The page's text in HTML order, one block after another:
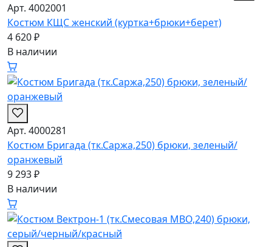
Арт. 4002001
Костюм КЩС женский (куртка+брюки+берет)
4 620 ₽
В наличии
Арт. 4000281
Костюм Бригада (тк.Саржа,250) брюки, зеленый/
оранжевый
9 293 ₽
В наличии